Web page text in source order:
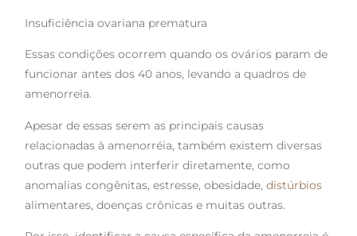
Insuficiência ovariana prematura
Essas condições ocorrem quando os ovários param de
funcionar antes dos 40 anos, levando a quadros de
amenorreia.
Apesar de essas serem as principais causas
relacionadas à amenorréia, também existem diversas
outras que podem interferir diretamente, como
anomalias congênitas, estresse, obesidade,distúrbios
alimentares, doenças crônicas e muitas outras.